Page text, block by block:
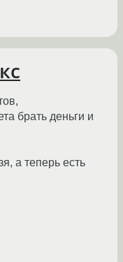
брать деньги и
а теперь есть